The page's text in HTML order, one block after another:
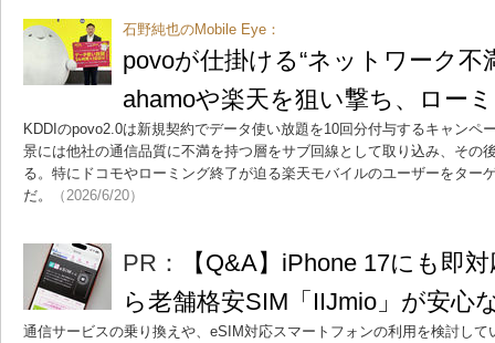
石野純也のMobile Eye：
povoが仕掛ける“ネットワーク
ahamoや楽天を狙い撃ち、ロー
KDDIのpovo2.0は新規契約でデータ使い放題を10回分付与するキャンペ
景には他社の通信品質に不満を持つ層をサブ回線として取り込み、その
る。特にドコモやローミング終了が迫る楽天モバイルのユーザーをター
だ。
（2026/6/20）
PR：
【Q&A】iPhone 17にも即
ら老舗格安SIM「IIJmio」が安心
通信サービスの乗り換えや、eSIM対応スマートフォンの利用を検討し